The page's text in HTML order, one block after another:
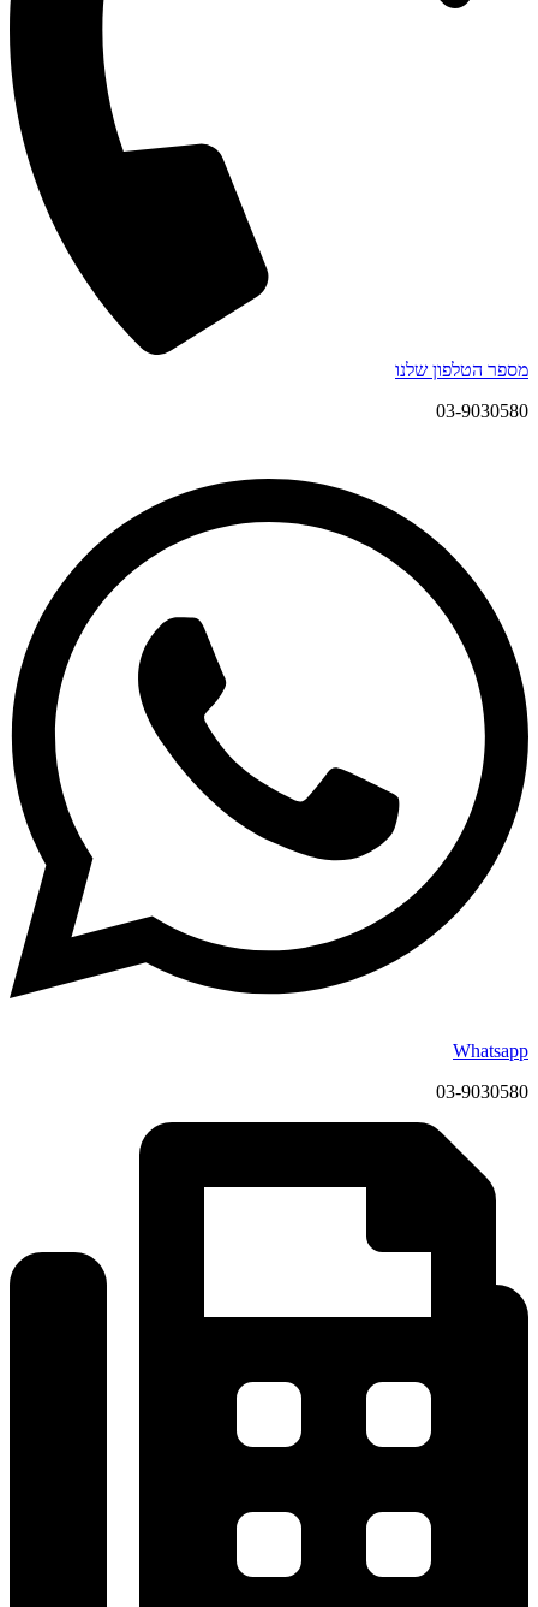
מספר הטלפון שלנו
03-9030580
Whatsapp
03-9030580